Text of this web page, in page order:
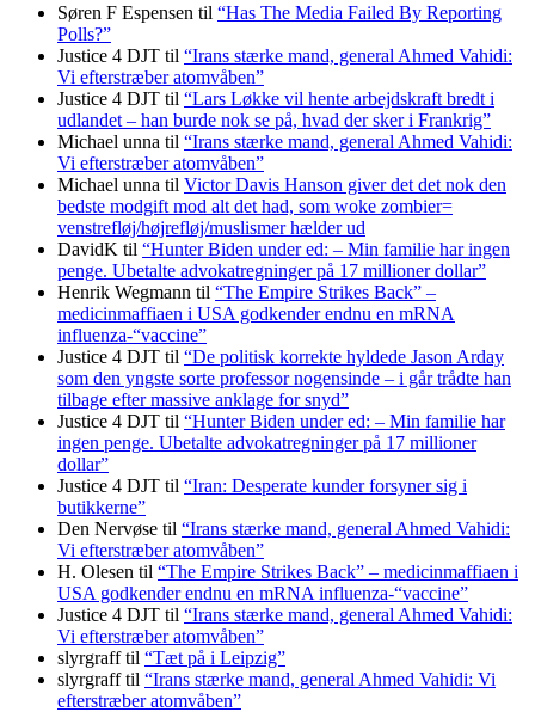
Søren F Espensen til “Has The Media Failed By Reporting
Polls?”
Justice 4 DJT til “Irans stærke mand, general Ahmed Vahidi:
Vi efterstræber atomvåben”
Justice 4 DJT til “Lars Løkke vil hente arbejdskraft bredt i
udlandet – han burde nok se på, hvad der sker i Frankrig”
Michael unna til “Irans stærke mand, general Ahmed Vahidi:
Vi efterstræber atomvåben”
Michael unna til Victor Davis Hanson giver det det nok den
bedste modgift mod alt det had, som woke zombier=
venstrefløj/højrefløj/muslismer hælder ud
DavidK til “Hunter Biden under ed: – Min familie har ingen
penge. Ubetalte advokat­regninger på 17 millioner dollar”
Henrik Wegmann til “The Empire Strikes Back” –
medicinmaffiaen i USA godkender endnu en mRNA
influenza-“vaccine”
Justice 4 DJT til “De politisk korrekte hyldede Jason Arday
som den yngste sorte professor nogensinde – i går trådte han
tilbage efter massive anklage for snyd”
Justice 4 DJT til “Hunter Biden under ed: – Min familie har
ingen penge. Ubetalte advokat­regninger på 17 millioner
dollar”
Justice 4 DJT til “Iran: Desperate kunder forsyner sig i
butikkerne”
Den Nervøse til “Irans stærke mand, general Ahmed Vahidi:
Vi efterstræber atomvåben”
H. Olesen til “The Empire Strikes Back” – medicinmaffiaen i
USA godkender endnu en mRNA influenza-“vaccine”
Justice 4 DJT til “Irans stærke mand, general Ahmed Vahidi:
Vi efterstræber atomvåben”
slyrgrafftil “Tæt på i Leipzig”
slyrgrafftil “Irans stærke mand, general Ahmed Vahidi: Vi
efterstræber atomvåben”